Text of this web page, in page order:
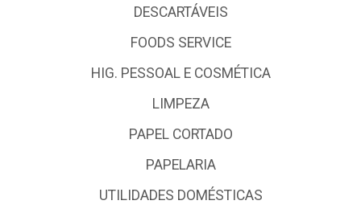
DESCARTÁVEIS
FOODS SERVICE
HIG. PESSOAL E COSMÉTICA
LIMPEZA
PAPEL CORTADO
PAPELARIA
UTILIDADES DOMÉSTICAS